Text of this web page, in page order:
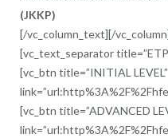
(JKKP)
[/vc_column_text][/
[vc_text_separator title=”ETP
[vc_btn title=”INITIAL LEVEL”
[vc_btn title=”ADVANCED